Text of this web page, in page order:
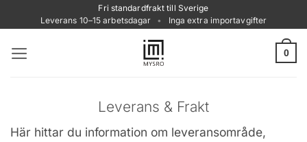
to
content
Fri standardfrakt till Sverige
Leverans 10–15 arbetsdagar
• Inga extra importavgifter
0
Leverans & Frakt
Här hittar du information om leveransområde,